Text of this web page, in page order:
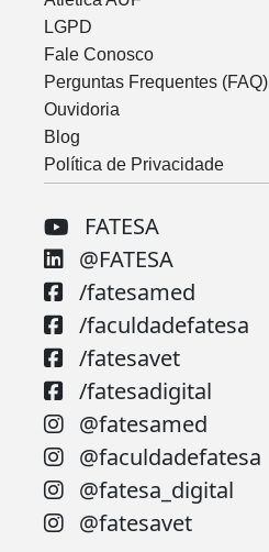
LGPD
Fale Conosco
Perguntas Frequentes (FAQ)
Ouvidoria
Blog
Política de Privacidade
FATESA
@FATESA
/fatesamed
/faculdadefatesa
/fatesavet
/fatesadigital
@fatesamed
@faculdadefatesa
@fatesa_digital
@fatesavet